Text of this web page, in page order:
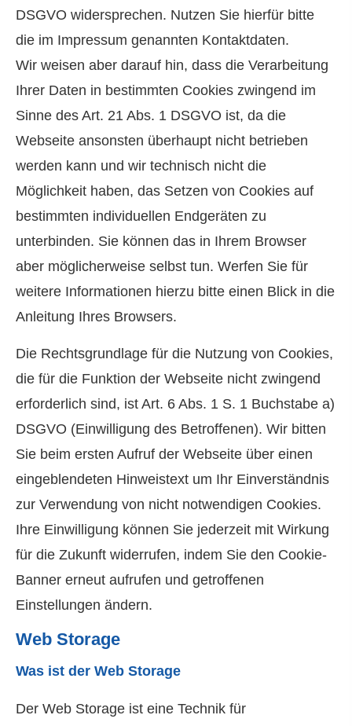
DSGVO widersprechen. Nutzen Sie hierfür bitte
die im Impressum genannten Kontaktdaten.
Wir weisen aber darauf hin, dass die Verarbeitung
Ihrer Daten in bestimmten Cookies zwingend im
Sinne des Art. 21 Abs. 1 DSGVO ist, da die
Webseite ansonsten überhaupt nicht betrieben
werden kann und wir technisch nicht die
Möglichkeit haben, das Setzen von Cookies auf
bestimmten individuellen Endgeräten zu
unterbinden. Sie können das in Ihrem Browser
aber möglicherweise selbst tun. Werfen Sie für
weitere Informationen hierzu bitte einen Blick in die
Anleitung Ihres Browsers.
Die Rechtsgrundlage für die Nutzung von Cookies,
die für die Funktion der Webseite nicht zwingend
erforderlich sind, ist Art. 6 Abs. 1 S. 1 Buchstabe a)
DSGVO (Einwilligung des Betroffenen). Wir bitten
Sie beim ersten Aufruf der Webseite über einen
eingeblendeten Hinweistext um Ihr Einverständnis
zur Verwendung von nicht notwendigen Cookies.
Ihre Einwilligung können Sie jederzeit mit Wirkung
für die Zukunft widerrufen, indem Sie den Cookie-
Banner erneut aufrufen und getroffenen
Einstellungen ändern.
Web Storage
Was ist der Web Storage
Der Web Storage ist eine Technik für